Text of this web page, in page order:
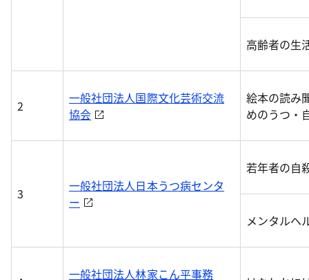
高齢者の生
2
一般社団法人国際文化芸術交流
協会
絵本の読み
めのうつ・
3
一般社団法人日本うつ病センタ
ー
若年者の自
メンタルヘ
一般社団法人林家こん平事務